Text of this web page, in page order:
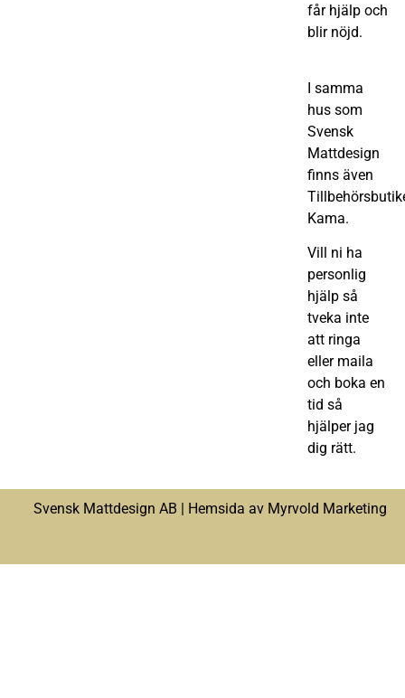
får hjälp och
blir nöjd.
I samma
hus som
Svensk
Mattdesign
finns även
Kama.
Vill ni ha
personlig
hjälp så
tveka inte
att ringa
eller maila
och boka en
tid så
hjälper jag
dig rätt.
Svensk Mattdesign AB | Hemsida av Myrvold Marketing